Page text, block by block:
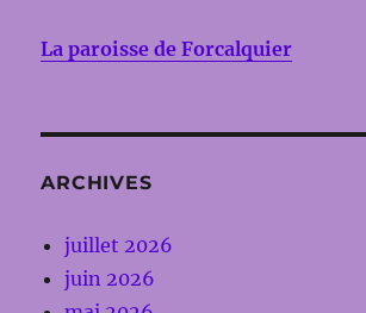
La paroisse de Forcalquier
ARCHIVES
juillet 2026
juin 2026